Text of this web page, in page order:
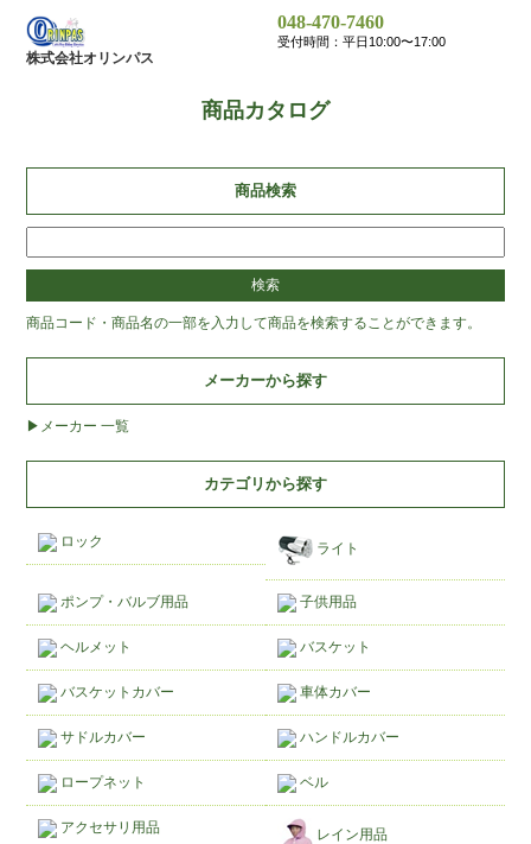
株式会社オリンパス
048-470-7460
受付時間：平日10:00〜17:00
商品カタログ
商品検索
商品コード・商品名の一部を入力して商品を検索することができます。
メーカーから探す
メーカー 一覧
カテゴリから探す
ロック ライト
ポンプ・バルブ用品 子供用品
ヘルメット バスケット
バスケットカバー 車体カバー
サドルカバー ハンドルカバー
ロープネット ベル
アクセサリ用品 レイン用品